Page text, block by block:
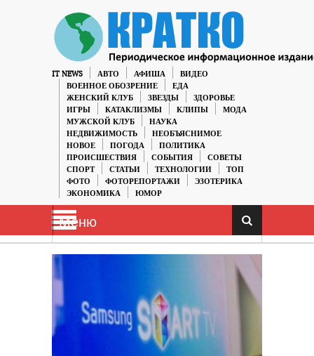
IT NEWS АВТО АФИША
ВИДЕО
ВОЕННОЕ ОБОЗРЕНИЕ
ЕДА
ЖЕНСКИЙ КЛУБ
ЗВЕЗДЫ
ЗДОРОВЬЕ
ИГРЫ
КАТАКЛИЗМЫ КЛИПЫ
МОДА
МУЖСКОЙ КЛУБ
НАУКА
НЕДВИЖИМОСТЬ
НЕОБЪЯСНИМОЕ
НОВОЕ
ПОГОДА
ПОЛИТИКА
ПРОИСШЕСТВИЯ
СОБЫТИЯ
СОВЕТЫ
СПОРТ
СТАТЬИ ТЕХНОЛОГИИ
ТОП
ФОТО
ФОТОРЕПОРТАЖИ
ЭЗОТЕРИКА
ЭКОНОМИКА
ЮМОР
Меню